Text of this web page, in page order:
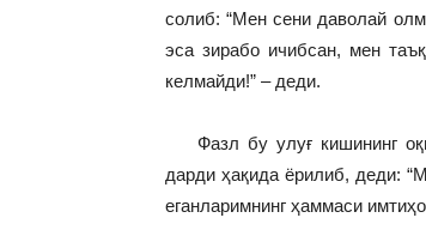
солиб: “Мен сени даволай
эса зирабо ичибсан, мен
келмайди!” – деди.
Фазл бу улуғ кишининг
дарди ҳақида ёрилиб, деди:
еганларимнинг ҳаммаси